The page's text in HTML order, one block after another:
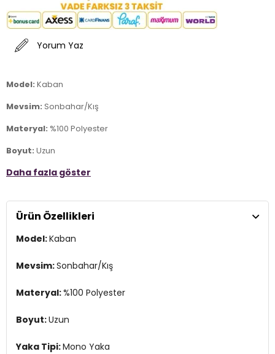
Yorum Yaz
Model: Kaban
Mevsim: Sonbahar/Kış
Materyal: %100 Polyester
Boyut: Uzun
Yaka Tipi:Mono Yaka
Kol Tipi: Uzun Kol
Cep:Cepli
Astar Durumu: Astarlı
Basen : 91 cm / Beden : M
2DK6810236.135
Daha fazla göster
Ürün Özellikleri
Model:Kaban
Mevsim:Sonbahar/Kış
Materyal:%100 Polyester
Boyut:Uzun
Yaka Tipi:Mono Yaka